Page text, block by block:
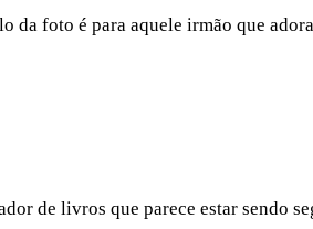
da foto é para aquele irmão que
de livros que parece estar sendo